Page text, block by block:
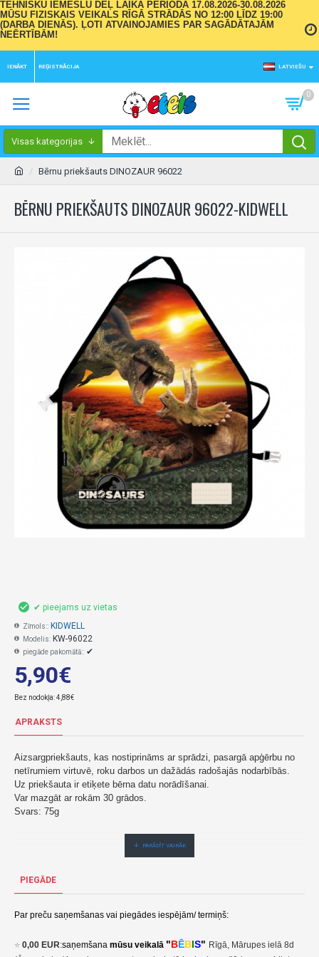
TEHNISKU IEMESLU DĒĻ LAIKA PERIODĀ 17.08.2026-30.08.2026
MŪSU FIZISKAIS VEIKALS RĪGĀ STRĀDĀS NO 12:00 LĪDZ 19:00
(DARBA DIENĀS). ĻOTI ATVAINOJAMIES PAR SAGĀDĀTAJĀM
NEĒRTĪBĀM!
IENĀKT REĢISTRĀCIJA LATVIEŠU
0
Visas kategorijas
Bērnu priekšauts DINOZAUR 96022
BĒRNU PRIEKŠAUTS DINOZAUR 96022-KIDWELL
5,90€
Bez nodokļa: 4,88€
✔ pieejams uz vietas
Zīmols:: KIDWELL
Modelis: KW-96022
piegāde pakomātā:: ✔
APRAKSTS
Aizsargpriekšauts, kas nostiprināms ar sprādzi, pasargā apģērbu no
netīrumiem virtuvē, roku darbos un dažādás radošajās nodarbībās.
Uz priekšauta ir etiķete bērna datu norādīšanai.
Var mazgāt ar rokām 30 grādos.
Svars: 75g
5,90€ veikalā "BĒBIS" Rīgā vai bebis.lv.Pieejams(-a).
PIEGĀDE
Par preču saņemšanas vai piegādes iespējām/ termiņš:
⭐ 0,00 EUR:saņemšana mūsu veikalā "BĒBIS" Rīgā, Mārupes ielā 8d